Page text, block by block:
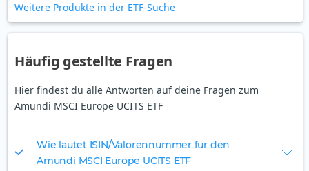
Weitere Produkte in der ETF-Suche
Häufig gestellte Fragen
Hier findest du alle Antworten auf deine Fragen zum
Amundi MSCI Europe UCITS ETF
Wie lautet ISIN/Valorennummer für den
Amundi MSCI Europe UCITS ETF